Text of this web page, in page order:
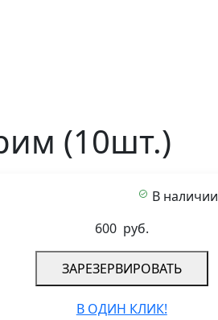
(10шт.)
В наличии
600 руб.
ЗАРЕЗЕРВИРОВАТЬ
В ОДИН КЛИК!